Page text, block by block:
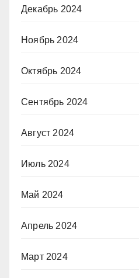
Декабрь 2024
Ноябрь 2024
Октябрь 2024
Сентябрь 2024
Август 2024
Июль 2024
Май 2024
Апрель 2024
Март 2024